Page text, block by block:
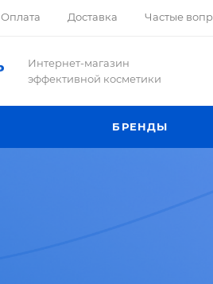
Оплата Доставка Частые
Интернет-магазин
эффективной косметики
БРЕНДЫ